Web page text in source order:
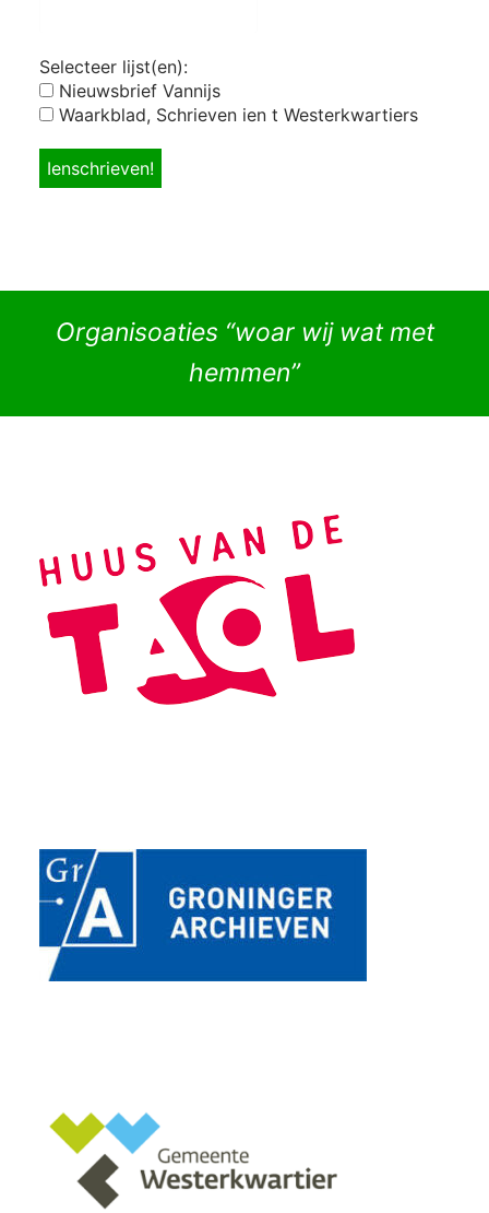
Selecteer lijst(en):
Nieuwsbrief Vannijs
Waarkblad, Schrieven ien t Westerkwartiers
Organisoaties “woar wij wat met
hemmen”